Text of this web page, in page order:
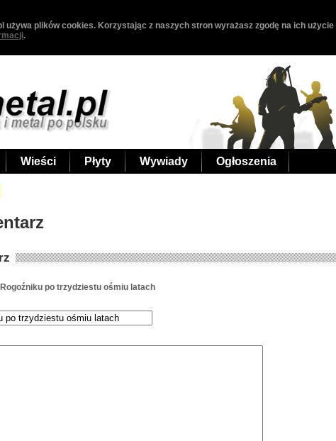
używa plików cookies. Korzystając z naszych stron wyrażasz zgodę na ich
.
Wieści Płyty Wywiady Ogłoszenia
po trzydziestu ośmiu latach